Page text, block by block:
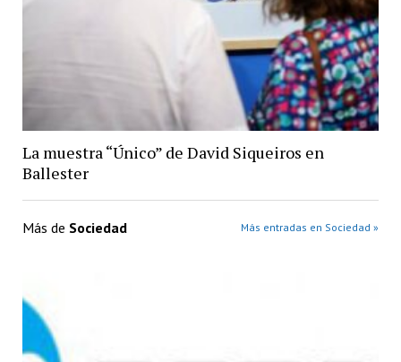
La muestra “Único” de David Siqueiros en
Ballester
Más de Sociedad Más entradas en Sociedad »